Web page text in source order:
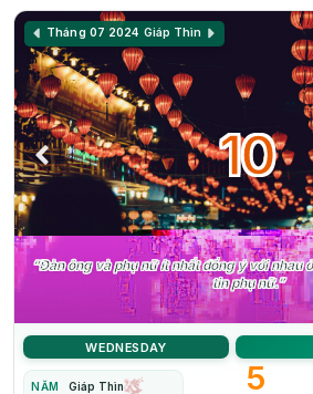
Tháng 07 2024 Giáp Thìn
10
“Đàn ông và phụ nữ ít nhất đồng ý với nhau
tin phụ nữ.”
WEDNESDAY
NĂM
Giáp Thìn
5